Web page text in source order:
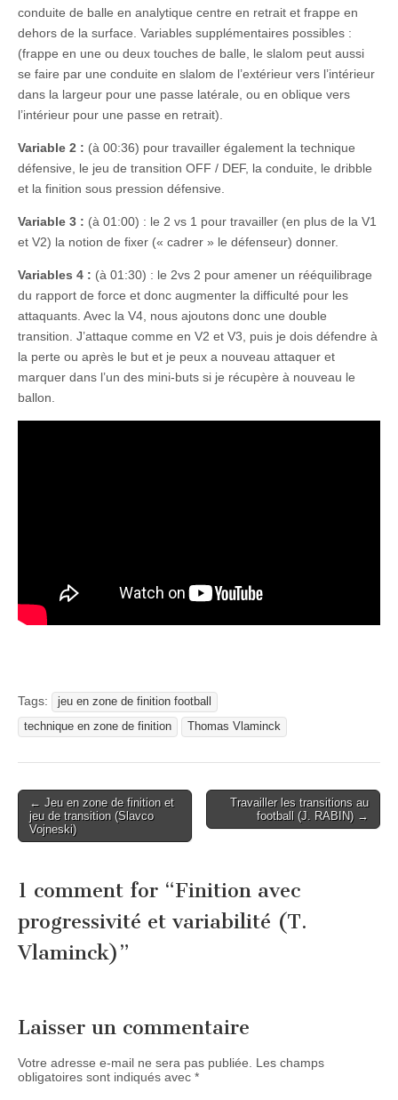
conduite de balle en analytique centre en retrait et frappe en
dehors de la surface. Variables supplémentaires possibles :
(frappe en une ou deux touches de balle, le slalom peut aussi
se faire par une conduite en slalom de l’extérieur vers l’intérieur
dans la largeur pour une passe latérale, ou en oblique vers
l’intérieur pour une passe en retrait).
Variable 2 : (à 00:36) pour travailler également la technique
défensive, le jeu de transition OFF / DEF, la conduite, le dribble
et la finition sous pression défensive.
Variable 3 : (à 01:00) : le 2 vs 1 pour travailler (en plus de la V1
et V2) la notion de fixer (« cadrer » le défenseur) donner.
Variables 4 : (à 01:30) : le 2vs 2 pour amener un rééquilibrage
du rapport de force et donc augmenter la difficulté pour les
attaquants. Avec la V4, nous ajoutons donc une double
transition. J’attaque comme en V2 et V3, puis je dois défendre à
la perte ou après le but et je peux a nouveau attaquer et
marquer dans l’un des mini-buts si je récupère à nouveau le
ballon.
Tags:
jeu en zone de finition football
technique en zone de finition
Thomas Vlaminck
Post
navigation
← Jeu en zone de finition et
jeu de transition (Slavco
Vojneski)
Travailler les transitions au
football (J. RABIN) →
1 comment for “Finition avec
progressivité et variabilité (T.
Vlaminck)”
Laisser un commentaire
Votre adresse e-mail ne sera pas publiée.
Les champs
obligatoires sont indiqués avec *